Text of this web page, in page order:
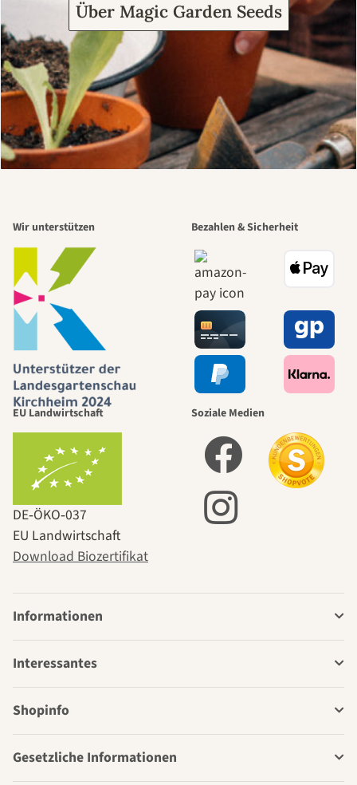
Über Magic Garden Seeds
Wir unterstützen Bezahlen & Sicherheit
EU Landwirtschaft
DE‑ÖKO‑037
EU Landwirtschaft
Download Biozertifikat
Soziale Medien
Informationen
Interessantes
Shopinfo
Gesetzliche Informationen